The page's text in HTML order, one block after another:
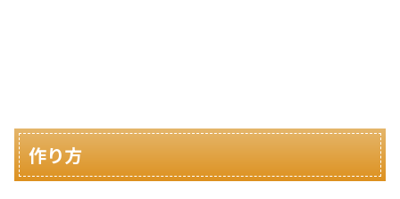
作り方